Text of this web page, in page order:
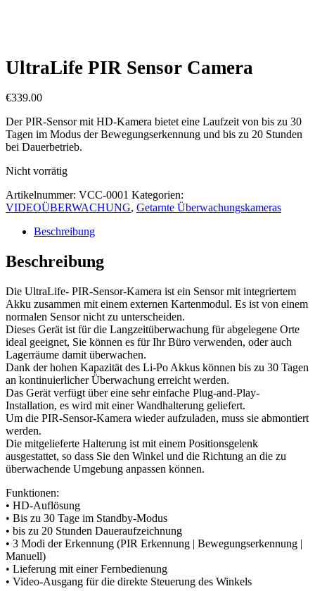
UltraLife PIR Sensor Camera
€339.00
Der PIR-Sensor mit HD-Kamera bietet eine Laufzeit von bis zu 30
Tagen im Modus der Bewegungserkennung und bis zu 20 Stunden
bei Dauerbetrieb.
Nicht vorrätig
Artikelnummer: VCC-0001 Kategorien:
VIDEOÜBERWACHUNG, Getarnte Überwachungskameras
Beschreibung
Beschreibung
Die UltraLife- PIR-Sensor-Kamera ist ein Sensor mit integriertem
Akku zusammen mit einem externen Kartenmodul. Es ist von einem
normalen Sensor nicht zu unterscheiden.
Dieses Gerät ist für die Langzeitüberwachung für abgelegene Orte
ideal geeignet, Sie können es für Ihr Büro verwenden, oder auch
Lagerräume damit überwachen.
Dank der hohen Kapazität des Li-Po Akkus können bis zu 30 Tagen
an kontinuierlicher Überwachung erreicht werden.
Das Gerät verfügt über eine sehr einfache Plug-and-Play-
Installation, es wird mit einer Wandhalterung geliefert.
Um die PIR-Sensor-Kamera wieder aufzuladen, muss sie abmontiert
werden.
Die mitgelieferte Halterung ist mit einem Positionsgelenk
ausgestattet, so dass Sie den Winkel und die Richtung an die zu
überwachende Umgebung anpassen können.
Funktionen:
• HD-Auflösung
• Bis zu 30 Tage im Standby-Modus
• bis zu 20 Stunden Daueraufzeichnung
• 3 Modi der Erkennung (PIR Erkennung | Bewegungserkennung |
Manuell)
• Lieferung mit einer Fernbedienung
• Video-Ausgang für die direkte Steuerung des Winkels